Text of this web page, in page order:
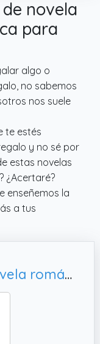
novela
para
algo o
no sabemos
nos suele
te estés
y no sé por
estas novelas
¿Acertaré?
enseñemos la
a tus
Hasta que seas mía: Novela romántica histórica en Escocia. (Los Cuervos de Perthshire nº 5)